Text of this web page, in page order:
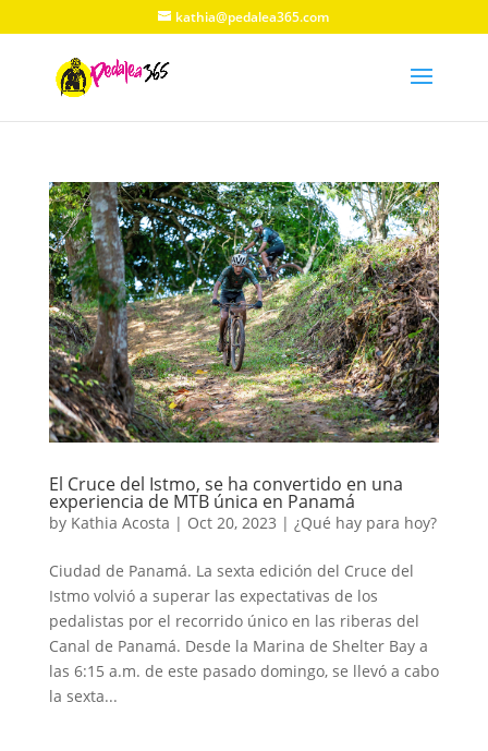
kathia@pedalea365.com
El Cruce del Istmo, se ha convertido en una
experiencia de MTB única en Panamá
by Kathia Acosta | Oct 20, 2023 | ¿Qué hay para hoy?
Ciudad de Panamá. La sexta edición del Cruce del
Istmo volvió a superar las expectativas de los
pedalistas por el recorrido único en las riberas del
Canal de Panamá. Desde la Marina de Shelter Bay a
las 6:15 a.m. de este pasado domingo, se llevó a cabo
la sexta...